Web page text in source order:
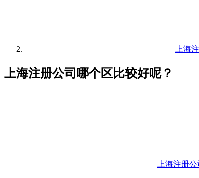
上海
上海注册公司哪个区比较好呢？
上海注册公